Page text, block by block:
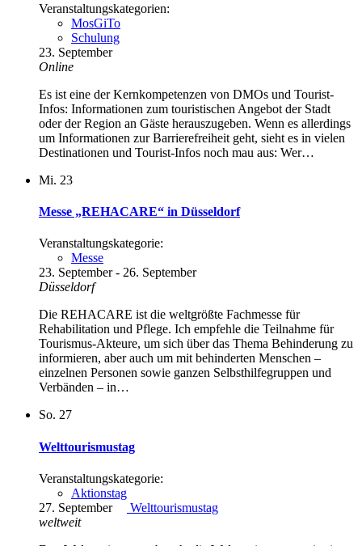
Veranstaltungskategorien:
MosGiTo
Schulung
23. September
Online
Es ist eine der Kernkompetenzen von DMOs und Tourist-
Infos: Informationen zum touristischen Angebot der Stadt
oder der Region an Gäste herauszugeben. Wenn es allerdings
um Informationen zur Barrierefreiheit geht, sieht es in vielen
Destinationen und Tourist-Infos noch mau aus: Wer…
Mi. 23
Messe „REHACARE“ in Düsseldorf
Veranstaltungskategorie:
Messe
23. September- 26. September
Düsseldorf
Die REHACARE ist die weltgrößte Fachmesse für
Rehabilitation und Pflege. Ich empfehle die Teilnahme für
Tourismus-Akteure, um sich über das Thema Behinderung zu
informieren, aber auch um mit behinderten Menschen –
einzelnen Personen sowie ganzen Selbsthilfegruppen und
Verbänden – in…
So. 27
Welttourismustag
Veranstaltungskategorie:
Aktionstag
27. September
Welttourismustag
weltweit